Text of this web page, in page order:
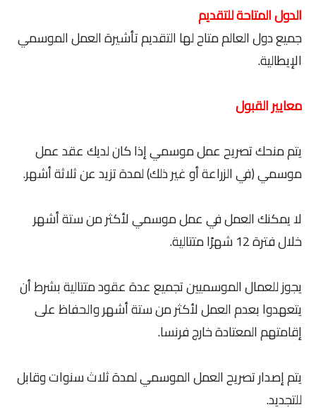
الدول المتاحة للتقديم
جميع دول العالم متاح لها التقديم تأشيرة العمل الموسمي
الإيطالية.
معايير القبول
يتم منحك تصريح عمل موسمي إذا كان لديك عقد عمل
موسمي (في الزراعة أو غير ذلك) لمدة تزيد عن ثلاثة أشهر.
لا يمكنك العمل في عمل موسمي لأكثر من ستة أشهر
خلال فترة 12 شهرًا متتالية.
يجوز للعمال الموسميين تجميع عدة عقود متتالية بشرط أن
يتعهدوا بعدم العمل لأكثر من ستة أشهر والحفاظ على
إقامتهم المعتادة خارج فرنسا.
يتم إصدار تصريح العمل الموسمي لمدة ثلاث سنوات وقابل
للتجديد.